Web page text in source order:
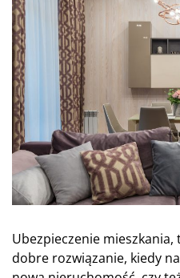
Ubezpieczenie
dobre rozwiązanie, kiedy